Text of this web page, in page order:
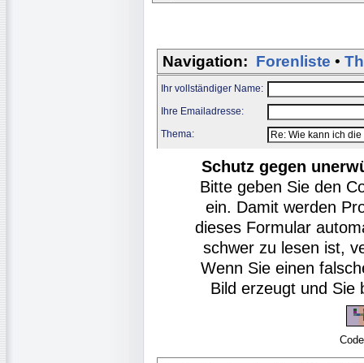
Navigation: Forenliste •
Ihr vollständiger Name:
Ihre Emailadresse:
Thema:
Schutz gegen
Bitte geben Sie den
ein. Damit werden
dieses Formular
schwer zu lesen ist,
Wenn Sie einen
Bild erzeugt und Sie